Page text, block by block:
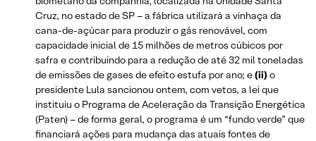
Cruz, no estado de SP – a fábrica utilizará a vinhaça da
cana-de-açúcar para produzir o gás renovável, com
capacidade inicial de 15 milhões de metros cúbicos por
safra e contribuindo para a redução de até 32 mil toneladas
de emissões de gases de efeito estufa por ano; e(ii)o
presidente Lula sancionou ontem, com vetos, a lei que
instituiu o Programa de Aceleração da Transição Energética
(Paten) – de forma geral, o programa é um “fundo verde” que
financiará ações para mudança das atuais fontes de